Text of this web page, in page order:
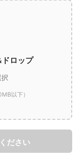
ロップ
以下）
ださい